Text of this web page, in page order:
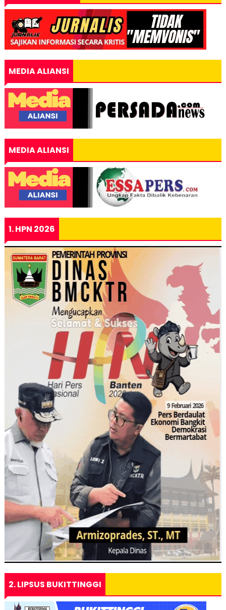
MEDIA ALIANSI
MEDIA ALIANSI
1. HPN 2026
2. LIPSUS BUKITTINGGI